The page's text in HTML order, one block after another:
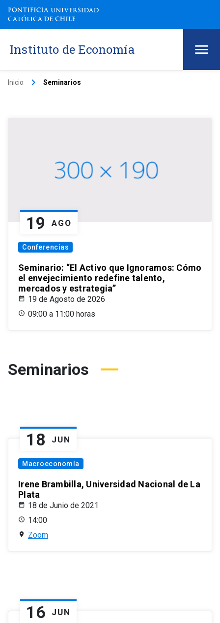
Instituto de Economía
Inicio keyboard_arrow_right Seminarios
19 AGO
Conferencias
Seminario: “El Activo que Ignoramos: Cómo
el envejecimiento redefine talento,
mercados y estrategia”
19 de Agosto de 2026
09:00 a 11:00 horas
Seminarios
18 JUN
Macroeconomía
Irene Brambilla, Universidad Nacional de La
Plata
18 de Junio de 2021
14:00
Zoom
16 JUN